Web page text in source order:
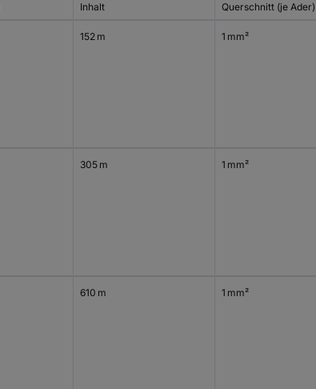
Inhalt Querschnitt (je Ader)
152 m 1 mm²
305 m 1 mm²
610 m 1 mm²